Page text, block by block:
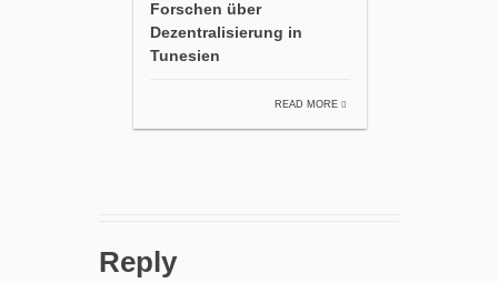
Forschen über
Dezentralisierung in
Tunesien
READ MORE
Reply